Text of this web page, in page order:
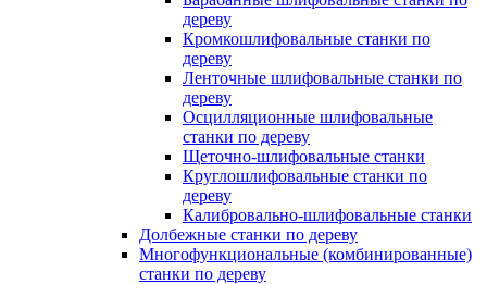
дереву
Кромкошлифовальные станки по
дереву
Ленточные шлифовальные станки по
дереву
Осцилляционные шлифовальные
станки по дереву
Щеточно-шлифовальные станки
Круглошлифовальные станки по
дереву
Калибровально-шлифовальные станки
Долбежные станки по дереву
Многофункциональные (комбинированные)
станки по дереву